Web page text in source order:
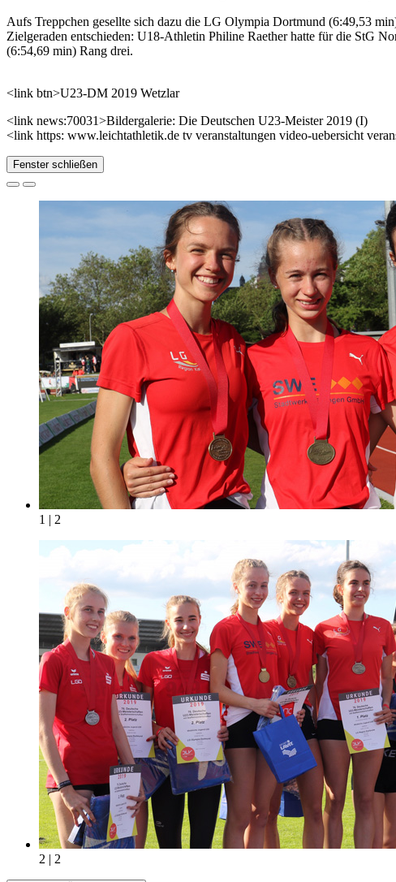
Aufs Treppchen gesellte sich dazu die LG Olympia Dortmund (6:49,53
Zielgeraden entschieden: U18-Athletin Philine Raether hatte für die StG
(6:54,69 min) Rang drei.
<link btn>U23-DM 2019 Wetzlar
<link news:70031>Bildergalerie: Die Deutschen U23-Meister 2019 (I)
<link https: www.leichtathletik.de tv veranstaltungen video-uebersicht
Fenster schließen
1 | 2
2 | 2